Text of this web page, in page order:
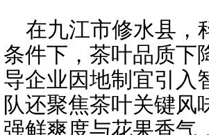
在九江市修水县，
条件下，茶叶品质下
导企业因地制宜引入
队还聚焦茶叶关键风